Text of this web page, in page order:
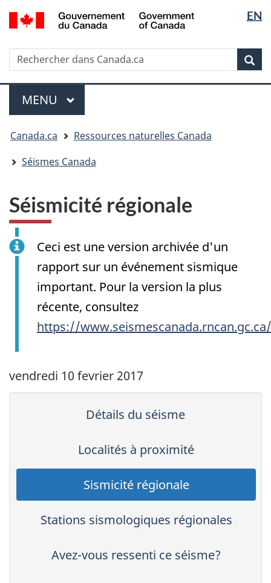
Passer
au
principal
Passer
à
sujet
du
gouvernement »
Passer
à
version
HTML
simplifiée
la
langue
EN
Rechercher
Rechercher
dans
Canada.ca
Menu
MENU PRINCIPAL
êtes
ici
Canada.ca
Ressources naturelles Canada
Séismes Canada
Séismicité régionale
Ceci est une version archivée d'un
rapport sur un événement sismique
important. Pour la version la plus
récente, consultez
https://
vendredi 10 fevrier 2017
Détails du séisme
Localités à proximité
Sismicité régionale
Stations sismologiques régionales
Avez-vous ressenti ce séisme?